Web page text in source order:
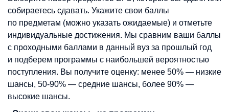
собираетесь сдавать. Укажите свои баллы
по предметам (можно указать ожидаемые) и отметьте
индивидуальные достижения. Мы сравним ваши баллы
с проходными баллами в данный вуз за прошлый год
и подберем программы с наибольшей вероятностью
поступления. Вы получите оценку: менее 50% — низкие
шансы, 50-90% — средние шансы, более 90% —
высокие шансы.